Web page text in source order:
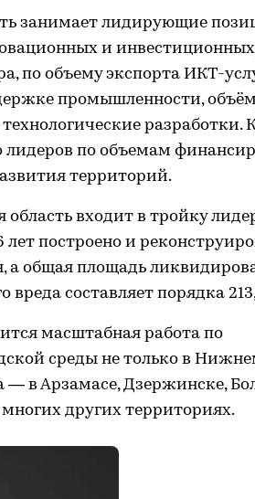
занимает лидирующие
и
по объему экспорта ИКТ-
промышленности,
разработки.
лидеров по объемам
территорий.
входит в тройку
лет построено и
а общая площадь
вреда составляет порядка
масштабная работа по
среды не только в
— в Арзамасе, Дзержинске,
других территориях.